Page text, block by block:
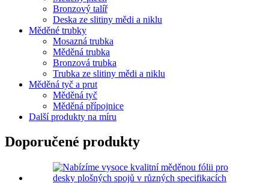
Bronzový talíř
Deska ze slitiny mědi a niklu
Měděné trubky
Mosazná trubka
Měděná trubka
Bronzová trubka
Trubka ze slitiny mědi a niklu
Měděná tyč a prut
Měděná tyč
Měděná přípojnice
Další produkty na míru
Doporučené produkty